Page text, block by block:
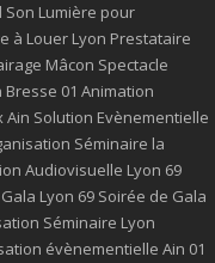
Son Lumière pour
à Louer Lyon Prestataire
Mâcon Spectacle
01 Animation
Ain Solution Evènementielle
Séminaire la
Audiovisuelle Lyon 69
Lyon 69 Soirée de Gala
Séminaire Lyon
évènementielle Ain 01